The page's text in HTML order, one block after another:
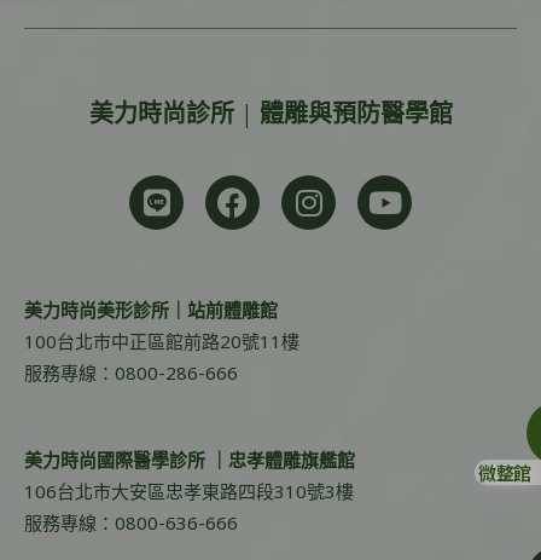
美力時尚診所 | 體雕與預防醫學館
美力時尚美形診所｜站前體雕館
100台北市中正區館前路20號11樓
服務專線：0800-286-666
美力時尚國際醫學診所 ｜忠孝體雕旗艦館
106台北市大安區忠孝東路四段310號3樓
服務專線：0800-636-666
微整館